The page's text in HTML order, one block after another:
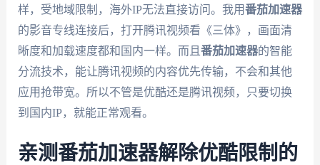
样，受地域限制，海外IP无法直接访问。我用番茄加速器
的影音专线连接后，打开腾讯视频看《三体》，画面清
晰度和加载速度都和国内一样。而且 番茄加速器的智能
分流技术，能让腾讯视频的内容优先传输，不会和其他
应用抢带宽。所以不管是优酷还是腾讯视频，只要切换
到国内IP，就能正常观看。
亲测番茄加速器解除优酷限制的